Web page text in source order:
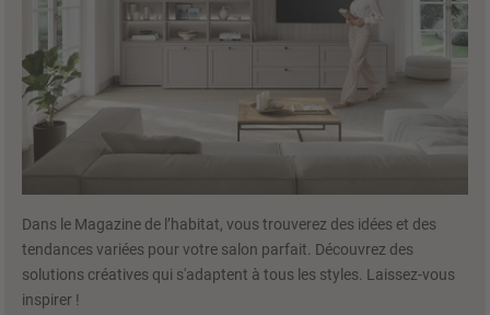
Dans le Magazine de l’habitat, vous trouverez des idées et des
tendances variées pour votre salon parfait. Découvrez des
solutions créatives qui s'adaptent à tous les styles. Laissez-vous
inspirer !